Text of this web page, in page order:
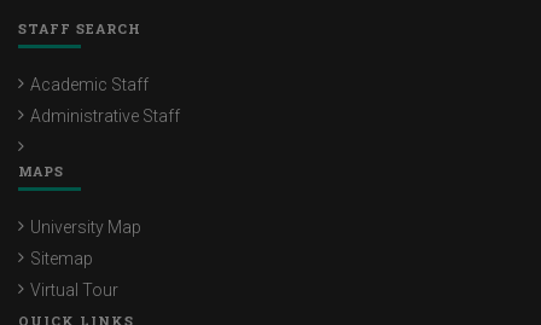
STAFF SEARCH
Academic Staff
Administrative Staff
MAPS
University Map
Sitemap
Virtual Tour
QUICK LINKS